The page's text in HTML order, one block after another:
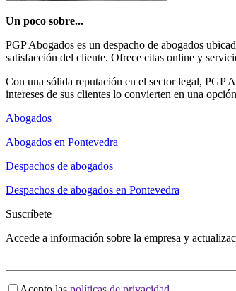
Un poco sobre...
PGP Abogados es un despacho de abogados
satisfacción del cliente. Ofrece citas online y
Con una sólida reputación en el sector legal, PGP
intereses de sus clientes lo convierten en una
Abogados
Abogados en Pontevedra
Despachos de abogados
Despachos de abogados en Pontevedra
Suscríbete
Accede a información sobre la empresa y